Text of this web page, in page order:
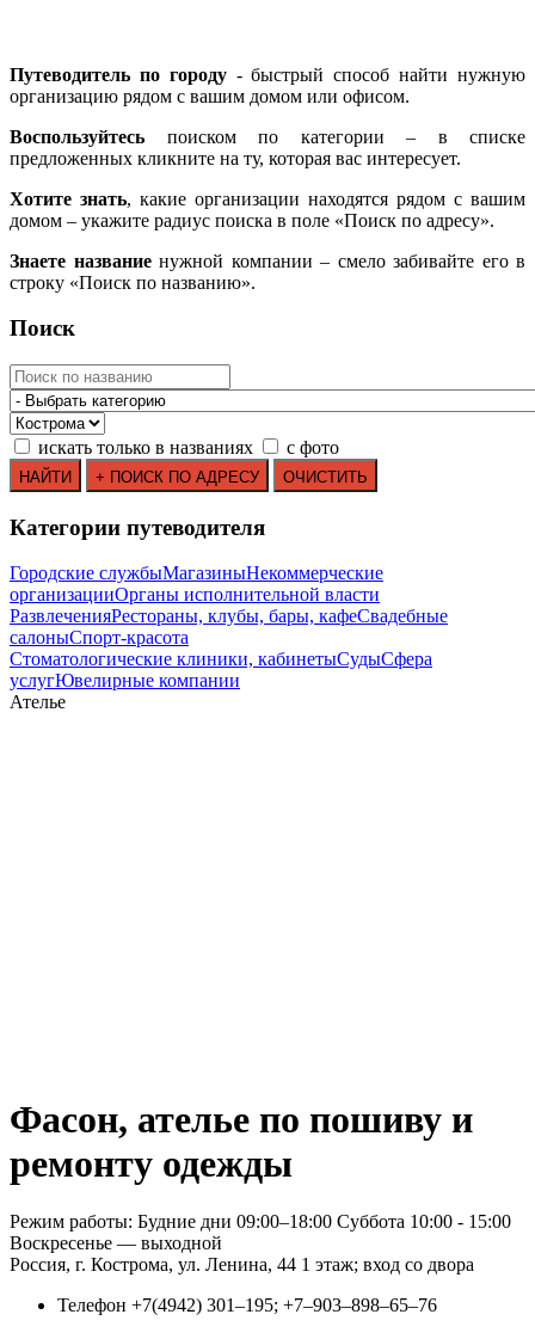
Путеводитель по городу- быстрый способ найти нужную
организацию рядом с вашим домом или офисом.
Воспользуйтесь поиском по категории – в списке
предложенных кликните на ту, которая вас интересует.
Хотите знать, какие организации находятся рядом с вашим
домом – укажите радиус поиска в поле «Поиск по адресу».
Знаете названиенужной компании – смело забивайте его в
строку «Поиск по названию».
Поиск
искать только в названиях с фото
Категории путеводителя
Городские службыМагазиныНекоммерческие
организацииОрганы исполнительной власти
РазвлеченияРестораны, клубы, бары, кафеСвадебные
салоныСпорт-красота
Стоматологические клиники, кабинетыСудыСфера
услугЮвелирные компании
Ателье
Фасон, ателье по пошиву и
ремонту одежды
Режим работы: Будние дни 09:00–18:00 Суббота 10:00 - 15:00
Воскресенье — выходной
Россия, г. Кострома, ул. Ленина, 44 1 этаж; вход со двора
Телефон +7(4942) 301‒195; +7‒903‒898‒65‒76